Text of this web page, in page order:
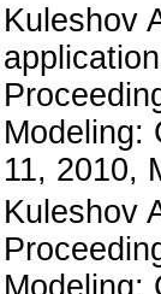
Kuleshov
Modeling:
11, 2010,
Kuleshov
Modeling: